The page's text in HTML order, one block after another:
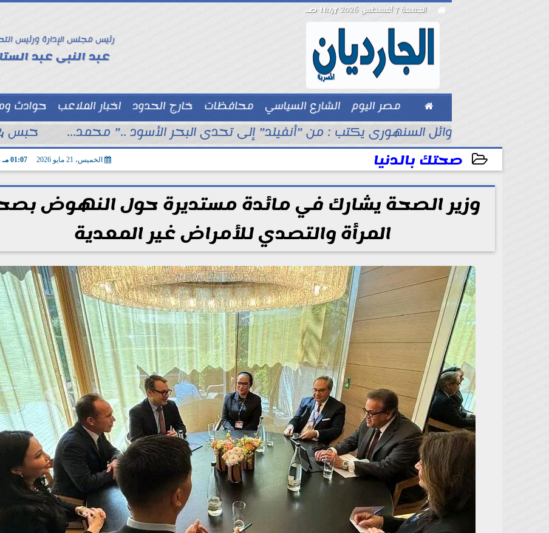
 الجمعة 7 أغسطس 2026 11:47 صـ
رئيس مجلس الإدارة ورئيس
عبد النبى عبد
 مصر اليوم الشارع السياسي محافظات خارج الحدود اخبار الملاعب حوادث
بيزنس
توك شو
وائل السنهورى يكتب : من ”أنفيلد” إلى تحدى البحر الأسود ..” محمد... حبس 4 متهمين بقتل عامل خلال محاولة سرقة دراجة نارية في المنوفية
صحتك بالدنيا الخميس، 21 مايو 2026 01:07 مـ
2026-05-21 13:07:54
وزير الصحة يشارك في مائدة مستديرة حول النهوض
المرأة والتصدي للأمراض غير المعدية